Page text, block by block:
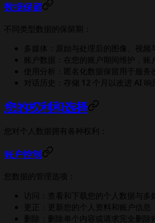
数据保留
不同类型数据的保留期：
多媒体：原始与处理后的图像、视频
账户数据：在您的账户期间维护，账
使用分析：匿名化数据保留用于服务
对话历史：存储 12 个月以改进 AI 响
您的权利和选择
您对个人数据拥有各种权利：
账户控制
您数据的管理选项：
访问：查看和下载您的个人数据与多
更正：更新您的个人资料和账户信息
删除：删除单个内容或请求完全删除